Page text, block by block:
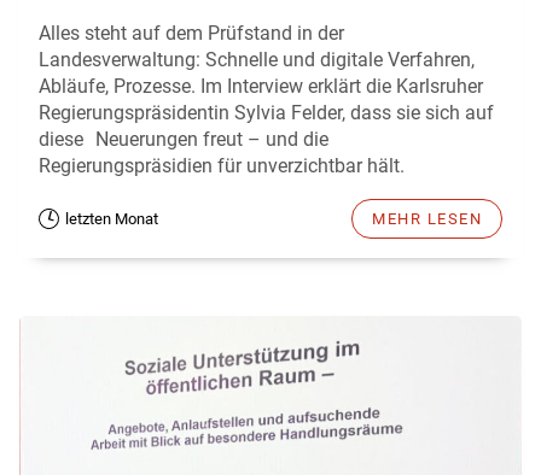
Alles steht auf dem Prüfstand in der
Landesverwaltung: Schnelle und digitale Verfahren,
Abläufe, Prozesse. Im Interview erklärt die Karlsruher
Regierungspräsidentin Sylvia Felder, dass sie sich auf
diese Neuerungen freut – und die
Regierungspräsidien für unverzichtbar hält.
letzten Monat MEHR LESEN